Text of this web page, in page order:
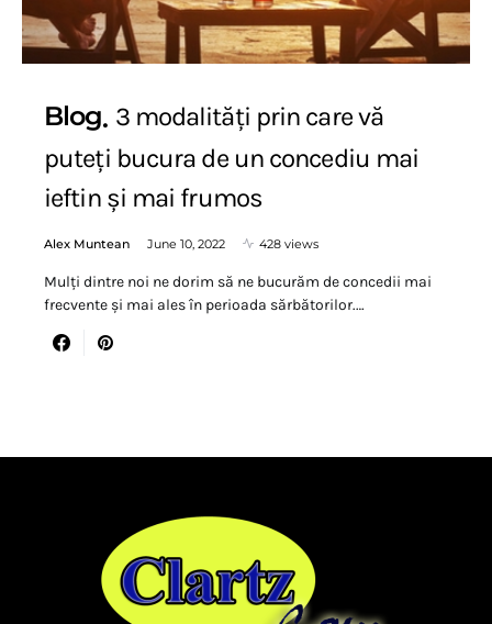
Blog 3 modalități prin care vă
puteți bucura de un concediu mai
ieftin și mai frumos
Alex Muntean June 10, 2022 428 views
Mulți dintre noi ne dorim să ne bucurăm de concedii mai
frecvente și mai ales în perioada sărbătorilor.…